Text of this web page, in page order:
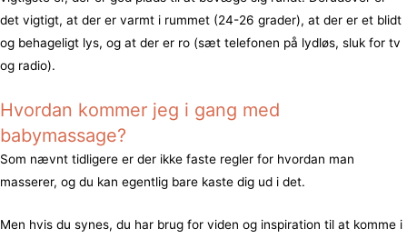
det vigtigt, at der er varmt i rummet (24-26 grader), at der er et blidt
og behageligt lys, og at der er ro (sæt telefonen på lydløs, sluk for tv
og radio).
Hvordan kommer jeg i gang med
babymassage?
Som nævnt tidligere er der ikke faste regler for hvordan man
masserer, og du kan egentlig bare kaste dig ud i det.
Men hvis du synes, du har brug for viden og inspiration til at komme i